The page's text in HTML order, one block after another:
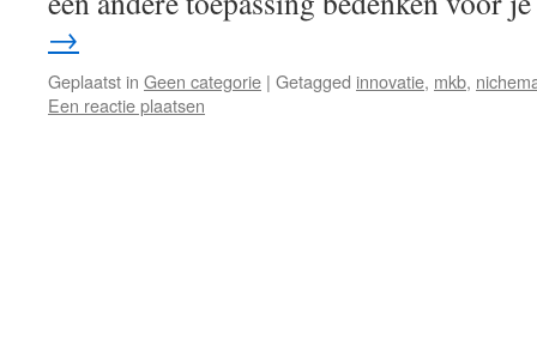
→
Geplaatst in Geen categorie | Getagged innovatie, mkb,
Een reactie plaatsen